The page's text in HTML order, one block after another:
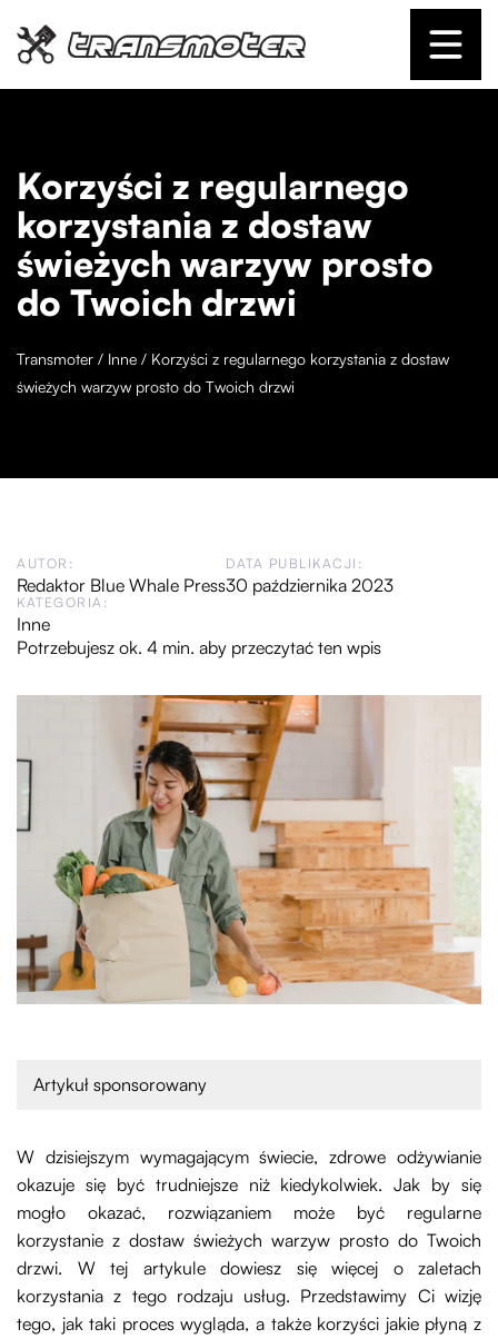
Korzyści z regularnego
korzystania z dostaw
świeżych warzyw prosto
do Twoich drzwi
Transmoter / Inne / Korzyści z regularnego korzystania z dostaw
świeżych warzyw prosto do Twoich drzwi
AUTOR:
Redaktor Blue Whale Press
DATA PUBLIKACJI:
30 października 2023
KATEGORIA:
Inne
Potrzebujesz ok. 4 min. aby przeczytać ten wpis
Artykuł sponsorowany
W dzisiejszym wymagającym świecie, zdrowe odżywianie
okazuje się być trudniejsze niż kiedykolwiek. Jak by się
mogło okazać, rozwiązaniem może być regularne
korzystanie z dostaw świeżych warzyw prosto do Twoich
drzwi. W tej artykule dowiesz się więcej o zaletach
korzystania z tego rodzaju usług. Przedstawimy Ci wizję
tego, jak taki proces wygląda, a także korzyści jakie płyną z